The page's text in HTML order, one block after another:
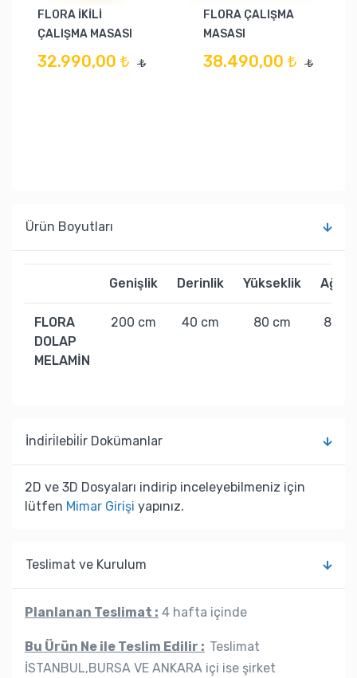
FLORA İKİLİ
ÇALIŞMA MASASI
32.990,00 ₺ ₺
FLORA ÇALIŞMA
MASASI
38.490,00 ₺ ₺
Ürün Boyutları
Genişlik Derinlik Yükseklik
FLORA
DOLAP
MELAMİN
200 cm 40 cm 80 cm 80 kg
İndi̇ri̇lebi̇li̇r Dokümanlar
2D ve 3D Dosyaları indirip inceleyebilmeniz için
lütfen Mimar Girişi yapınız.
Teslimat ve Kurulum
Planlanan Teslimat : 4 hafta içinde
Bu Ürün Ne ile Teslim Edilir : Teslimat
İSTANBUL,BURSA VE ANKARA içi ise şirket